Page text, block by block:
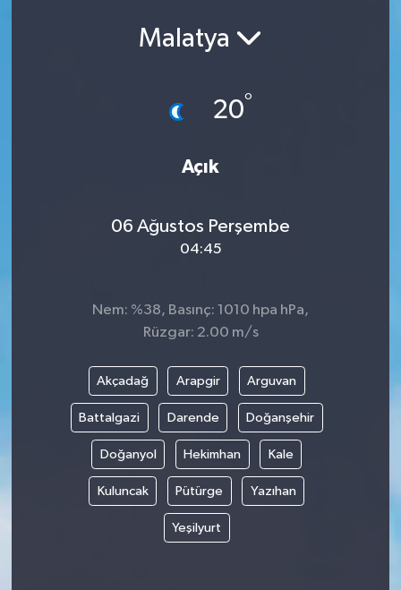
Malatya
20°
Açık
06 Ağustos Perşembe
04:45
Nem: %38, Basınç: 1010 hpa hPa,
Rüzgar: 2.00 m/s
Akçadağ Arapgir Arguvan
Battalgazi Darende Doğanşehir
Doğanyol Hekimhan Kale
Kuluncak Pütürge Yazıhan
Yeşilyurt
Yaşam
Yurttan